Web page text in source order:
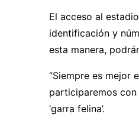
El acceso al
identificación y
esta manera,
“Siempre es mejor
participaremos con
‘garra felina’.